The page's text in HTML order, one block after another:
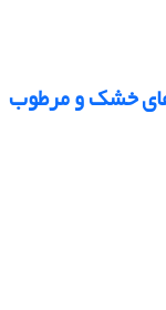
خشک و مرطوب